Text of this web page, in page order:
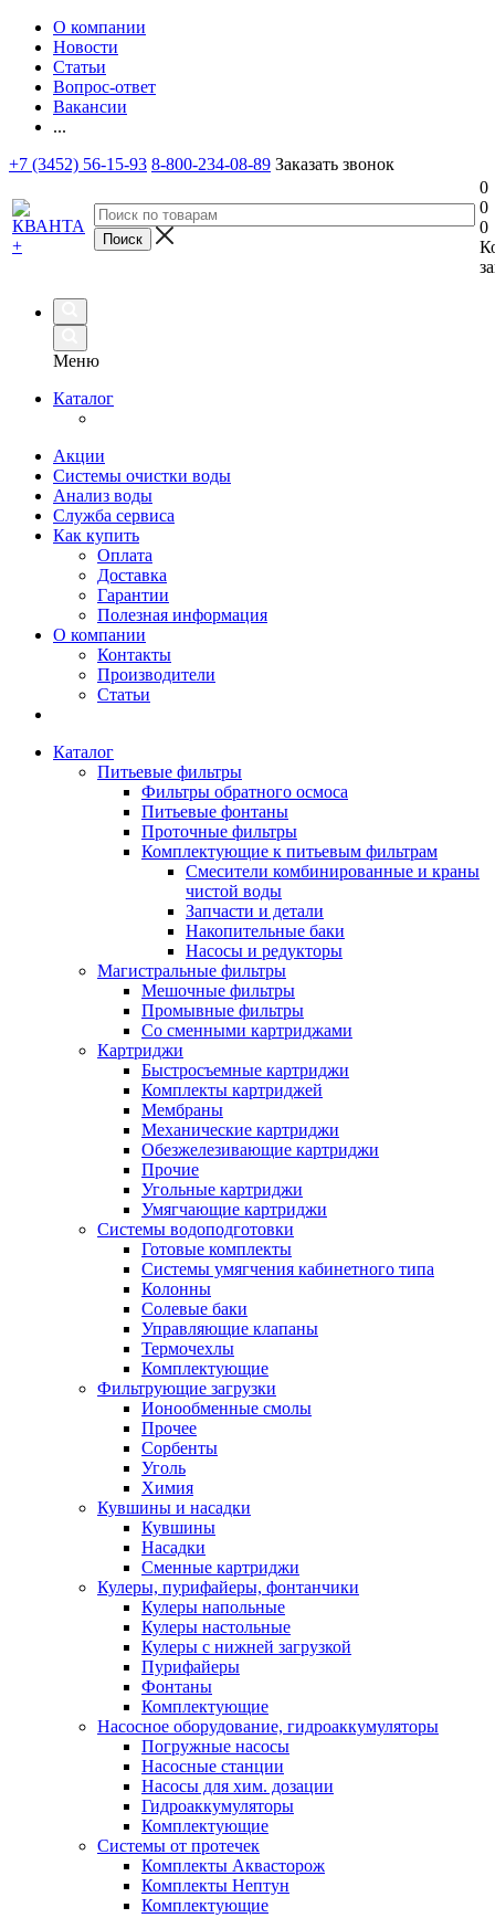
О компании
Новости
Статьи
Вопрос-ответ
Вакансии
...
+7 (3452) 56-15-93 8-800-234-08-89 Заказать звонок
0
0
0
Меню
Каталог
Акции
Системы очистки воды
Анализ воды
Служба сервиса
Как купить
Оплата
Доставка
Гарантии
Полезная информация
О компании
Контакты
Производители
Статьи
Каталог
Питьевые фильтры
Фильтры обратного осмоса
Питьевые фонтаны
Проточные фильтры
Комплектующие к питьевым фильтрам
Смесители комбинированные и краны
чистой воды
Запчасти и детали
Накопительные баки
Насосы и редукторы
Магистральные фильтры
Мешочные фильтры
Промывные фильтры
Со сменными картриджами
Картриджи
Быстросъемные картриджи
Комплекты картриджей
Мембраны
Механические картриджи
Обезжелезивающие картриджи
Прочие
Угольные картриджи
Умягчающие картриджи
Системы водоподготовки
Готовые комплекты
Системы умягчения кабинетного типа
Колонны
Солевые баки
Управляющие клапаны
Термочехлы
Комплектующие
Фильтрующие загрузки
Ионообменные смолы
Прочее
Сорбенты
Уголь
Химия
Кувшины и насадки
Кувшины
Насадки
Сменные картриджи
Кулеры, пурифайеры, фонтанчики
Кулеры напольные
Кулеры настольные
Кулеры с нижней загрузкой
Пурифайеры
Фонтаны
Комплектующие
Насосное оборудование, гидроаккумуляторы
Погружные насосы
Насосные станции
Насосы для хим. дозации
Гидроаккумуляторы
Комплектующие
Системы от протечек
Комплекты Аквасторож
Комплекты Нептун
Комплектующие